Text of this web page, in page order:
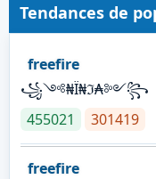
Tendances de
freefire
꧁༺₦Ї₦ℑ₳༻꧂
455021
301419
freefire